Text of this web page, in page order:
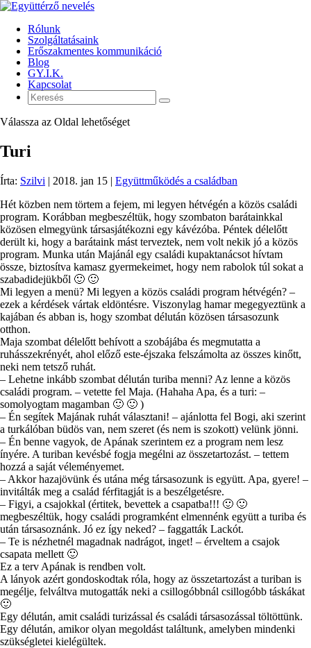
Rólunk
Szolgáltatásaink
Erőszakmentes kommunikáció
Blog
GY.I.K.
Kapcsolat
Válassza az Oldal lehetőséget
Turi
Írta: Szilvi | 2018. jan 15 | Együttműködés a családban
Hét közben nem törtem a fejem, mi legyen hétvégén a közös családi
program. Korábban megbeszéltük, hogy szombaton barátainkkal
közösen elmegyünk társasjátékozni egy kávézóba. Péntek délelőtt
derült ki, hogy a barátaink mást terveztek, nem volt nekik jó a közös
program. Munka után Majánál egy családi kupaktanácsot hívtam
össze, biztosítva kamasz gyermekeimet, hogy nem rabolok túl sokat a
szabadidejükből 🙂 🙂
Mi legyen a menü? Mi legyen a közös családi program hétvégén? –
ezek a kérdések vártak eldöntésre. Viszonylag hamar megegyeztünk a
kajában és abban is, hogy szombat délután közösen társasozunk
otthon.
Maja szombat délelőtt behívott a szobájába és megmutatta a
ruhásszekrényét, ahol előző este-éjszaka felszámolta az összes kinőtt,
neki nem tetsző ruhát.
– Lehetne inkább szombat délután turiba menni? Az lenne a közös
családi program. – vetette fel Maja. (Hahaha Apa, és a turi: –
somolyogtam magamban 🙂 🙂 )
– Én segítek Majának ruhát választani! – ajánlotta fel Bogi, aki szerint
a turkálóban büdös van, nem szeret (és nem is szokott) velünk jönni.
– Én benne vagyok, de Apának szerintem ez a program nem lesz
ínyére. A turiban kevésbé fogja megélni az összetartozást. – tettem
hozzá a saját véleményemet.
– Akkor hazajövünk és utána még társasozunk is együtt. Apa, gyere! –
invitálták meg a család férfitagját is a beszélgetésre.
– Figyi, a csajokkal (értitek, bevettek a csapatba!!! 🙂 🙂
megbeszéltük, hogy családi programként elmennénk együtt a turiba és
után társasoznánk. Jó ez így neked? – faggatták Lackót.
– Te is nézhetnél magadnak nadrágot, inget! – érveltem a csajok
csapata mellett 🙂
Ez a terv Apának is rendben volt.
A lányok azért gondoskodtak róla, hogy az összetartozást a turiban is
megélje, felváltva mutogatták neki a csillogóbbnál csillogóbb táskákat
🙂
Egy délután, amit családi turizással és családi társasozással töltöttünk.
Egy délután, amikor olyan megoldást találtunk, amelyben mindenki
szükségletei kielégültek.